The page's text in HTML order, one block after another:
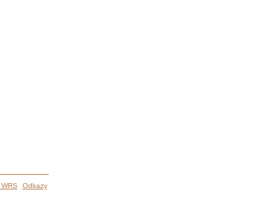
Odkazy